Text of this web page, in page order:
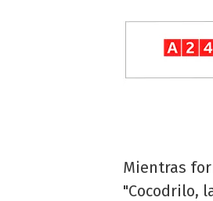
Mientras
"Cocodrilo,